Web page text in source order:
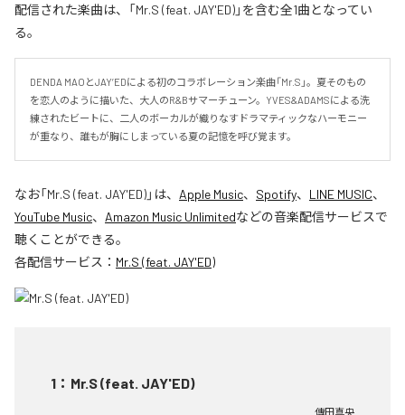
配信された楽曲は、「Mr.S (feat. JAY'ED)」を含む全1曲となってい
る。
DENDA MAOとJAY’EDによる初のコラボレーション楽曲「Mr.S」。夏そのもの
を恋人のように描いた、大人のR&Bサマーチューン。YVES&ADAMSによる洗
練されたビートに、二人のボーカルが織りなすドラマティックなハーモニー
が重なり、誰もが胸にしまっている夏の記憶を呼び覚ます。
なお「Mr.S (feat. JAY'ED)」は、 Apple Music、 Spotify、 LINE MUSIC、
YouTube Music、 Amazon Music Unlimitedなどの音楽配信サービスで
聴くことができる。
各配信サービス： Mr.S (feat. JAY'ED)
1 ： Mr.S (feat. JAY'ED)
傳田真央